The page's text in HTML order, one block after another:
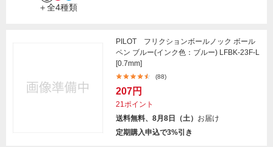
＋全4種類
PILOT フリクションボールノック ボール
ペン ブルー(インク色：ブルー) LFBK-23F-L
[0.7mm]
(88)
207円
21ポイント
送料無料、8月8日（土） お届け
定期購入申込で3%引き